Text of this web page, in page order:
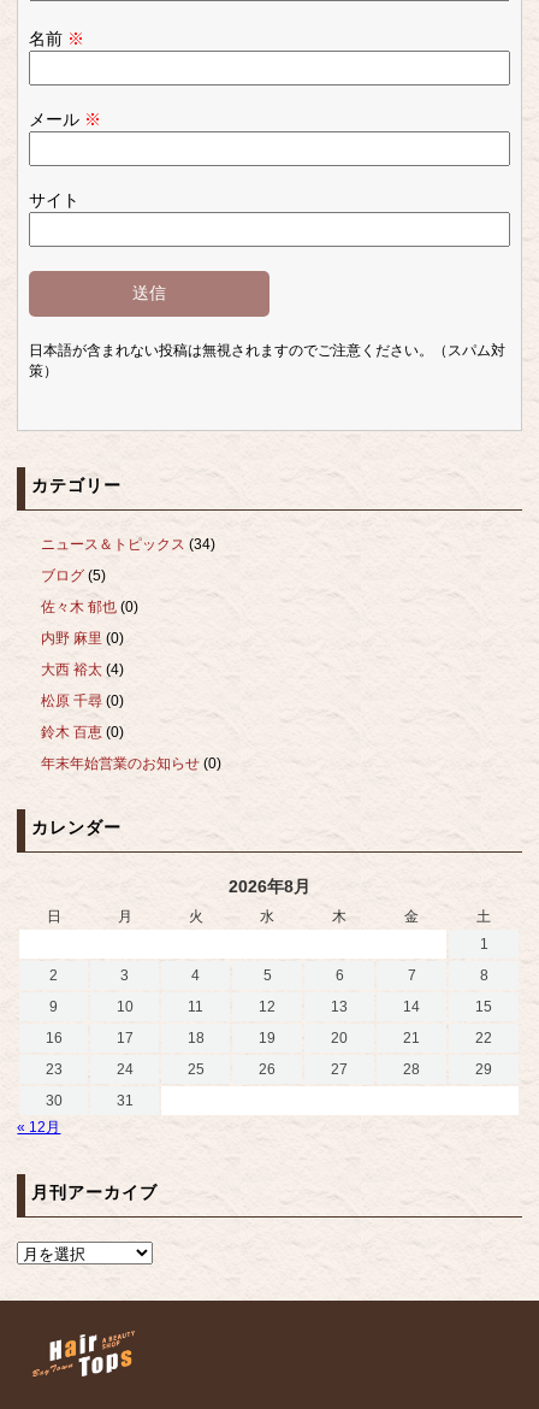
名前 ※
メール ※
サイト
日本語が含まれない投稿は無視されますのでご注意ください。（スパム対
策）
カテゴリー
ニュース＆トピックス (34)
ブログ (5)
佐々木 郁也 (0)
内野 麻里 (0)
大西 裕太 (4)
松原 千尋 (0)
鈴木 百恵 (0)
年末年始営業のお知らせ (0)
カレンダー
2026年8月
日 月 火 水 木 金
土
1
2
3 4 5 6 7
8
9
10 11 12 13 14
15
16
17 18 19 20 21
22
23
24 25 26 27 28
29
30
31
« 12月
月刊アーカイブ